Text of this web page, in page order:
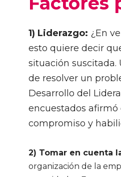
1) Liderazgo: ¿En
esto quiere decir
situación
de resolver un
Desarrollo del
encuestados
compromiso y
2) Tomar en cuenta
organización de la